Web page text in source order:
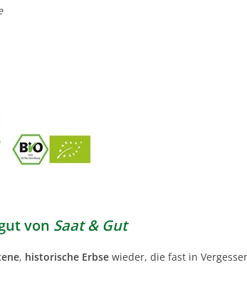
von Saat & Gut
, historische Erbsewieder, die fast in